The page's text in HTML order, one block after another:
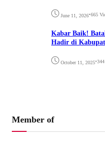
June 11, 2026•665
Kabar Baik!
Hadir di
October 11, 2025•
Member of